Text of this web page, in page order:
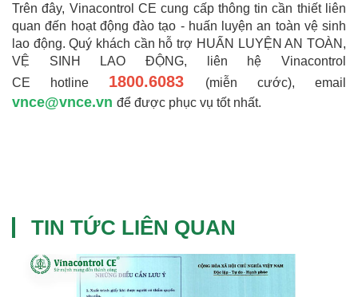
Trên đây, Vinacontrol CE cung cấp thông tin cần thiết liên
quan đến hoạt động đào tạo - huấn luyện an toàn vệ sinh
lao động. Quý khách cần hỗ trợ HUẤN LUYỆN AN TOÀN,
VỆ SINH LAO ĐỘNG, liên hệ Vinacontrol
CE hotline 1800.6083 (miễn cước), email
vnce@vnce.vn để được phục vụ tốt nhất.
TIN TỨC LIÊN QUAN